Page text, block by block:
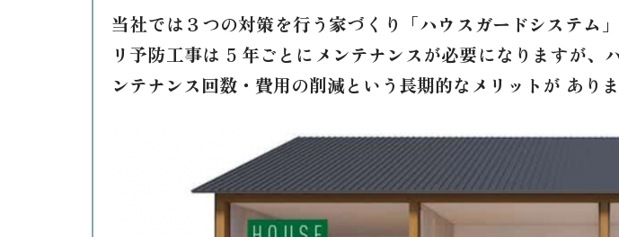
当社では３つの対策を行う家づくり「ハウスガードシステム
リ予防工事は 5 年ごとにメンテナンスが必要になりますが
ンテナンス回数・費用の削減という長期的なメリットが あり